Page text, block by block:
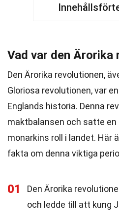
Vad var den Ärorika
Den Ärorika revolutionen,
Gloriosa revolutionen, var
Englands historia. Denna
maktbalansen och satte
monarkins roll i landet. Här
fakta om denna viktiga
01
Den Ärorika
och ledde till att kung